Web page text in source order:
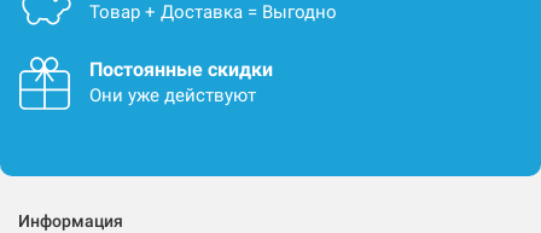
Товар + Доставка = Выгодно
Постоянные скидки
Они уже действуют
Информация